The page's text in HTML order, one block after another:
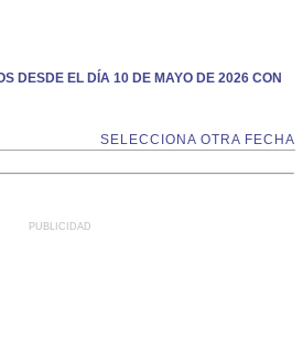
DESDE EL DÍA 10 DE MAYO DE 2026 CON
SELECCIONA OTRA FECHA
PUBLICIDAD